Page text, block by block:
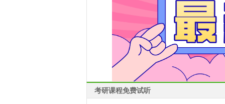
考研课程免费试听